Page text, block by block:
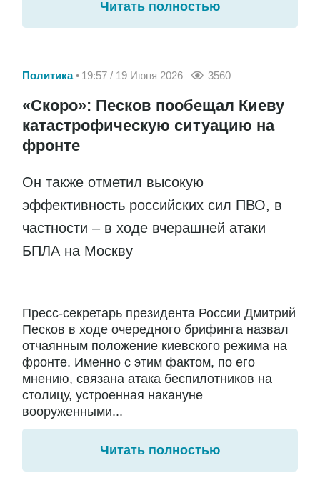
Читать полностью
Политика 19:57 / 19 Июня 2026 3560
«Скоро»: Песков пообещал Киеву
катастрофическую ситуацию на
фронте
Он также отметил высокую
эффективность российских сил ПВО, в
частности – в ходе вчерашней атаки
БПЛА на Москву
Пресс-секретарь президента России Дмитрий
Песков в ходе очередного брифинга назвал
отчаянным положение киевского режима на
фронте. Именно с этим фактом, по его
мнению, связана атака беспилотников на
столицу, устроенная накануне
вооруженными...
Читать полностью